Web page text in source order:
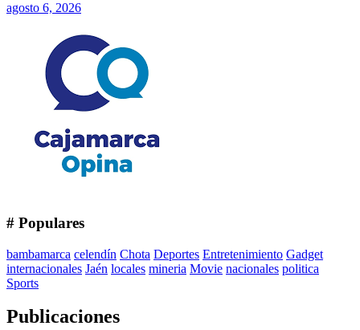
agosto 6, 2026
# Populares
bambamarca celendín Chota Deportes Entretenimiento Gadget
internacionales Jaén locales mineria Movie nacionales politica
Sports
Publicaciones